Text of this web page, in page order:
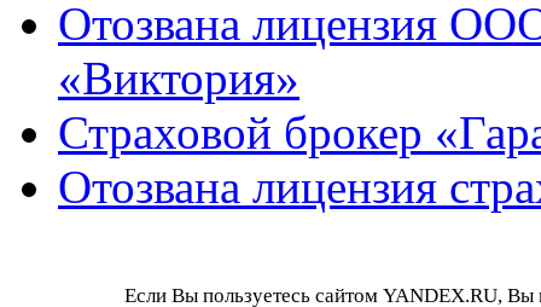
Отозвана лицензия
«Виктория»
Страховой брокер
Отозвана лицензия
Если Вы пользуетесь сайтом YANDEX.RU, Вы